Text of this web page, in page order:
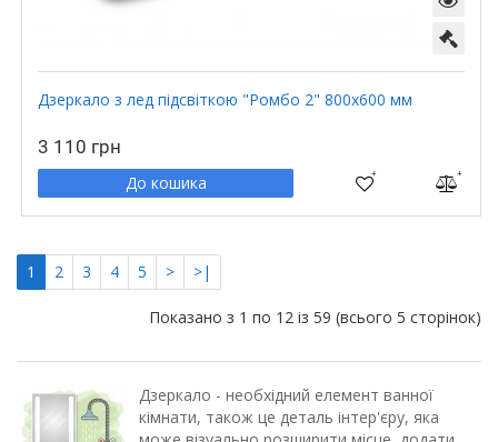
Дзеркало з лед підсвіткою "Ромбо 2" 800х600 мм
3 110 грн
До кошика
1 2 3 4 5 > >|
Показано з 1 по 12 із 59 (всього 5 сторінок)
Дзеркало - необхідний елемент ванної
кімнати, також це деталь інтер'єру, яка